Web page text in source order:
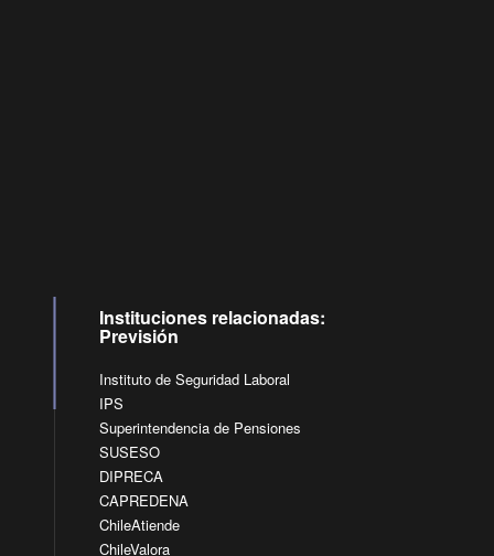
Instituciones relacionadas:
Previsión
Instituto de Seguridad Laboral
IPS
Superintendencia de Pensiones
SUSESO
DIPRECA
CAPREDENA
ChileAtiende
ChileValora